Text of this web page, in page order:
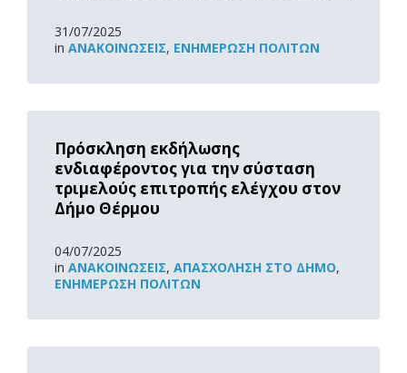
31/07/2025
in ΑΝΑΚOΙΝΏΣΕΙΣ, ΕΝΗΜΈΡΩΣΗ ΠΟΛΙΤΏΝ
Πρόσκληση εκδήλωσης
ενδιαφέροντος για την σύσταση
τριμελούς επιτροπής ελέγχου στον
Δήμο Θέρμου
04/07/2025
in ΑΝΑΚOΙΝΏΣΕΙΣ, ΑΠΑΣΧΌΛΗΣΗ ΣΤΟ ΔΉΜΟ,
ΕΝΗΜΈΡΩΣΗ ΠΟΛΙΤΏΝ
Read
Read